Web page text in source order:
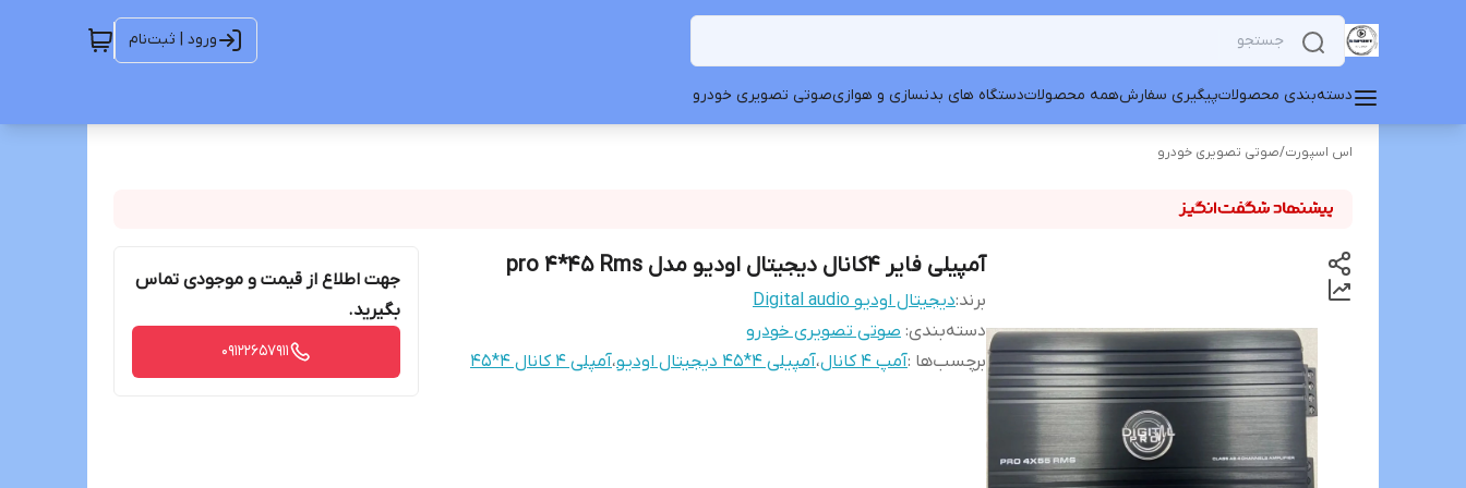
ورود | ثبت‌نام
دسته‌بندی محصولاتپیگیری سفارشهمه محصولاتدستگاه های بدنسازی و هوازیصوتی تصویری خودرو
اس اسپورت/صوتی تصویری خودرو
آمپیلی فایر 4کانال دیجیتال اودیو مدل pro 4*45 Rms
برند:دیجیتال اودیو Digital audio
دسته‌بندی: صوتی تصویری خودرو
برچسب‌ها :آمپ 4 کانال ،آمپیلی 4*45 دیجیتال اودیو ،آمپلی 4 کانال 4*45
جهت اطلاع از قیمت و موجودی تماس
بگیرید.
09122657911